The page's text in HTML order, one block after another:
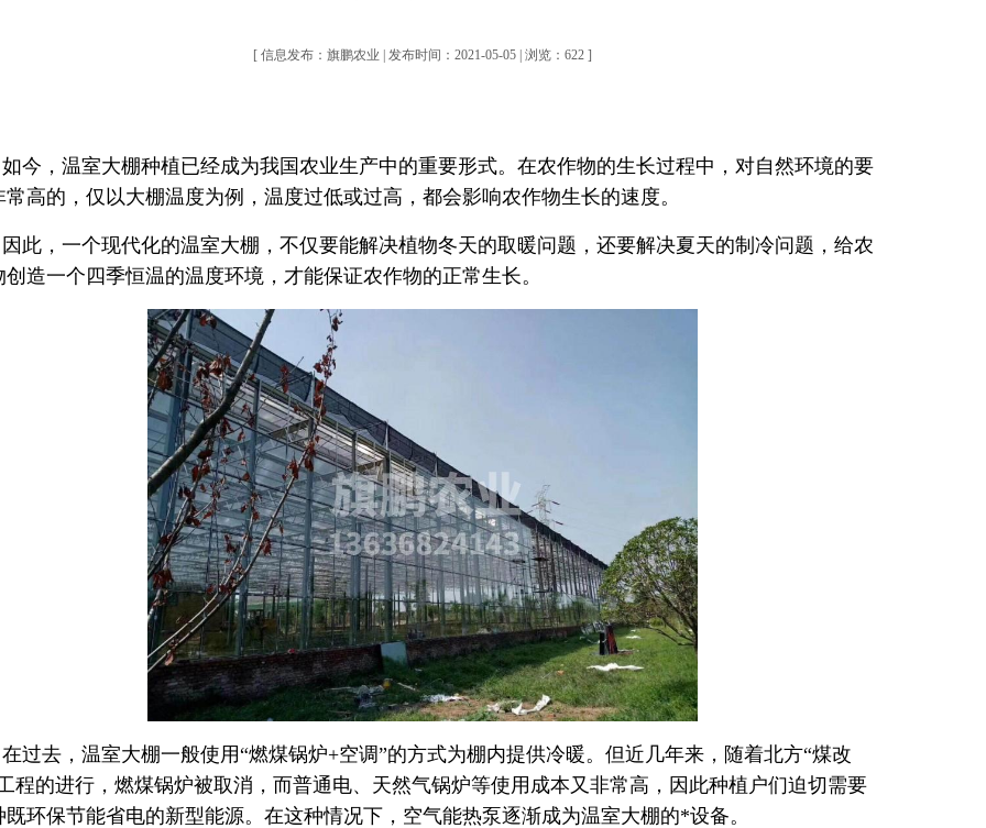
[ 信息发布：旗鹏农业 | 发布时间：2021-05-05 | 浏览：622 ]
如今，温室大棚种植已经成为我国农业生产中的重要形式。在农作物的生长过程中，对自然环境的要
常高的，仅以大棚温度为例，温度过低或过高，都会影响农作物生长的速度。
因此，一个现代化的温室大棚，不仅要能解决植物冬天的取暖问题，还要解决夏天的制冷问题，给农
创造一个四季恒温的温度环境，才能保证农作物的正常生长。
在过去，温室大棚一般使用“燃煤锅炉+空调”的方式为棚内提供冷暖。但近几年来，随着北方“煤改
程的进行，燃煤锅炉被取消，而普通电、天然气锅炉等使用成本又非常高，因此种植户们迫切需要
既环保节能省电的新型能源。在这种情况下，空气能热泵逐渐成为温室大棚的*设备。